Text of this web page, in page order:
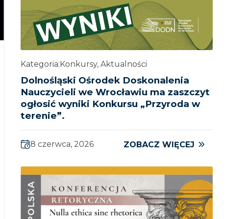
Kategoria: Konkursy, Aktualności
Dolnośląski Ośrodek Doskonalenia
Nauczycieli we Wrocławiu ma zaszczyt
ogłosić wyniki Konkursu „Przyroda w
terenie”.
8 czerwca, 2026 ZOBACZ WIĘCEJ